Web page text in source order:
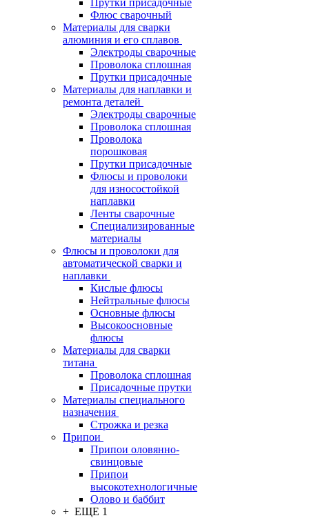
Прутки присадочные
Флюс сварочный
Материалы для сварки
алюминия и его сплавов
Электроды сварочные
Проволока сплошная
Прутки присадочные
Материалы для наплавки и
ремонта деталей
Электроды сварочные
Проволока сплошная
Проволока
порошковая
Прутки присадочные
Флюсы и проволоки
для износостойкой
наплавки
Ленты сварочные
Специализированные
материалы
Флюсы и проволоки для
автоматической сварки и
наплавки
Кислые флюсы
Нейтральные флюсы
Основные флюсы
Высокоосновные
флюсы
Материалы для сварки
титана
Проволока сплошная
Присадочные прутки
Материалы специального
назначения
Строжка и резка
Припои
Припои оловянно-
свинцовые
Припои
высокотехнологичные
Олово и баббит
+ ЕЩЕ 1